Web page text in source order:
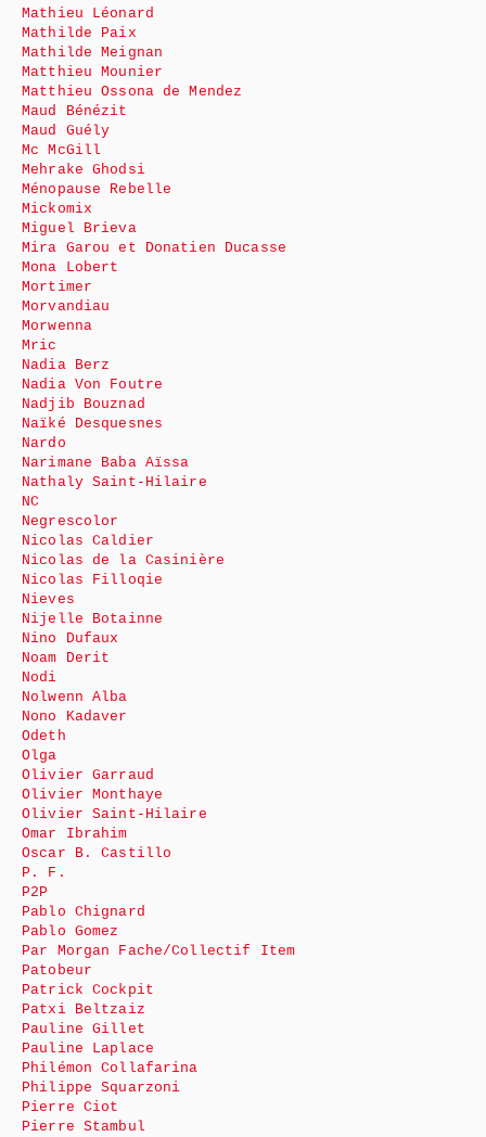
Mathieu Léonard
Mathilde Paix
Mathilde Meignan
Matthieu Mounier
Matthieu Ossona de Mendez
Maud Bénézit
Maud Guély
Mc McGill
Mehrake Ghodsi
Ménopause Rebelle
Mickomix
Miguel Brieva
Mira Garou et Donatien Ducasse
Mona Lobert
Mortimer
Morvandiau
Morwenna
Mric
Nadia Berz
Nadia Von Foutre
Nadjib Bouznad
Naïké Desquesnes
Nardo
Narimane Baba Aïssa
Nathaly Saint-Hilaire
NC
Negrescolor
Nicolas Caldier
Nicolas de la Casinière
Nicolas Filloqie
Nieves
Nijelle Botainne
Nino Dufaux
Noam Derit
Nodi
Nolwenn Alba
Nono Kadaver
Odeth
Olga
Olivier Garraud
Olivier Monthaye
Olivier Saint-Hilaire
Omar Ibrahim
Oscar B. Castillo
P. F.
P2P
Pablo Chignard
Pablo Gomez
Par Morgan Fache/Collectif Item
Patobeur
Patrick Cockpit
Patxi Beltzaiz
Pauline Gillet
Pauline Laplace
Philémon Collafarina
Philippe Squarzoni
Pierre Ciot
Pierre Stambul